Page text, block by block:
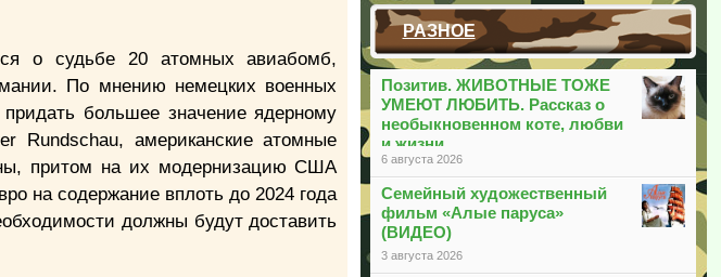
РАЗНОЕ
Позитив. ЖИВОТНЫЕ ТОЖЕ
УМЕЮТ ЛЮБИТЬ. Рассказ о
необыкновенном коте, любви
и жизни
6 августа 2026
Семейный художественный
фильм «Алые паруса»
(ВИДЕО)
3 августа 2026
о судьбе 20 атомных авиабомб,
По мнению немецких военных
большее значение ядерному
Rundschau, американские атомные
притом на их модернизацию США
на содержание вплоть до 2024 года
должны будут доставить